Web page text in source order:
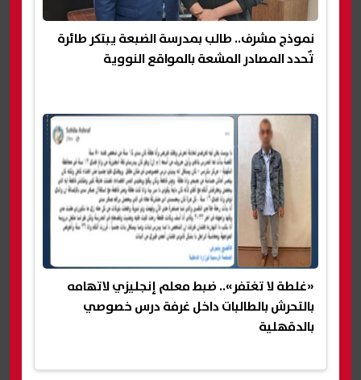
نموذج مشرف.. طالب بمدرسة الضبعة يبتكر طائرة
تٌحدد المصادر المشعة بالمواقع النووية
«غلطة لا تغتفر».. ضبط معلم إنجليزي لاتهامه
بالتحرش بالطالبات داخل غرفة درس خصوصي
بالدقهلية